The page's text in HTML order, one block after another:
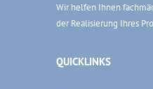
Wir helfen Ihnen
der Realisierung Ihres
QUICKLINKS